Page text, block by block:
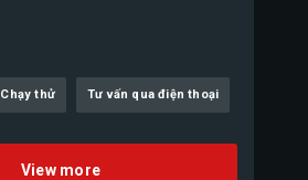
Chạy thử Tư vấn qua điện thoại
View more